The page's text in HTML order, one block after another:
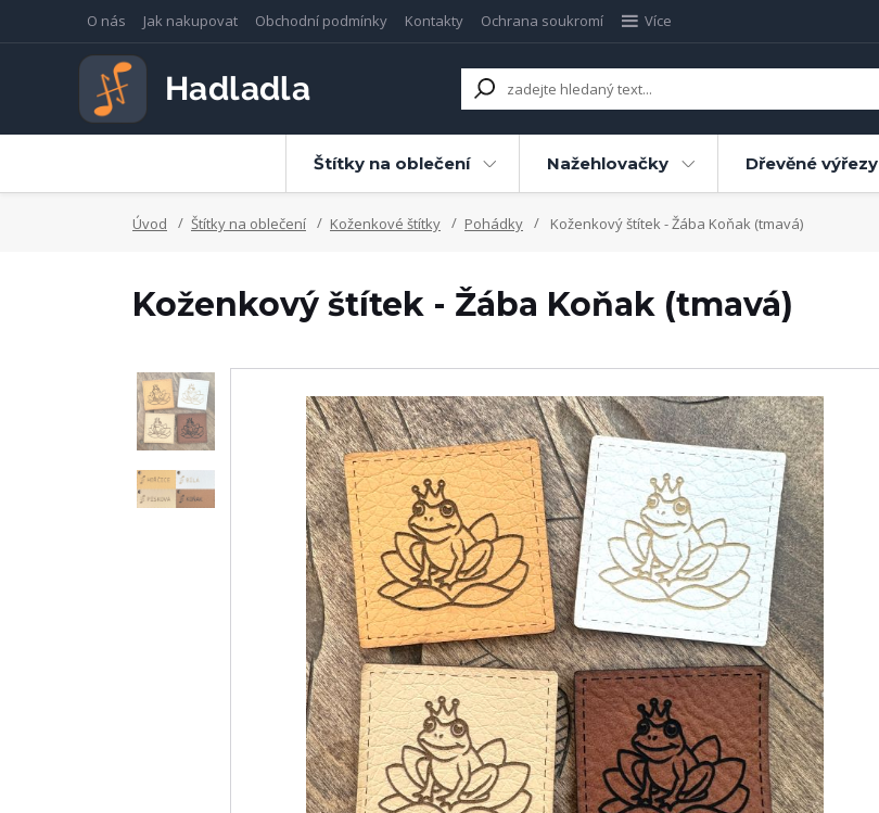
O nás Jak nakupovat Obchodní podmínky Kontakty Ochrana soukromí Více
Štítky na oblečení Nažehlovačky Dřevěné výřezy
Úvod Štítky na oblečení Koženkové štítky Pohádky Koženkový štítek - Žába Koňak (tmavá)
Koženkový štítek - Žába Koňak (tmavá)